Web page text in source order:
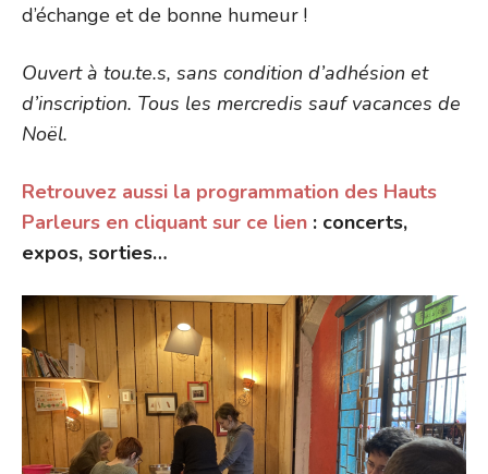
d’échange et de bonne humeur !
Ouvert à tou.te.s, sans condition d’adhésion et
d’inscription. Tous les mercredis sauf vacances de
Noël.
Retrouvez aussi la programmation des Hauts
Parleurs en cliquant sur ce lien : concerts,
expos, sorties…